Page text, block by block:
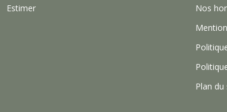
Estimer
Nos
Plan du